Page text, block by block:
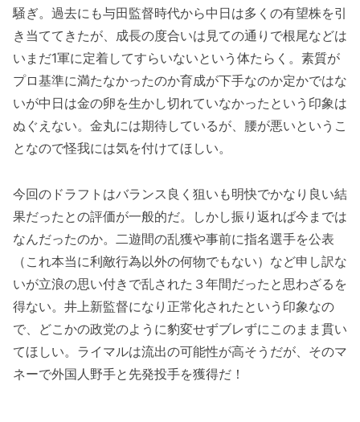
騒ぎ。過去にも与田監督時代から中日は多くの有望株を引
き当ててきたが、成長の度合いは見ての通りで根尾などは
いまだ1軍に定着してすらいないという体たらく。素質が
プロ基準に満たなかったのか育成が下手なのか定かではな
いが中日は金の卵を生かし切れていなかったという印象は
ぬぐえない。金丸には期待しているが、腰が悪いというこ
となので怪我には気を付けてほしい。
今回のドラフトはバランス良く狙いも明快でかなり良い結
果だったとの評価が一般的だ。しかし振り返れば今までは
なんだったのか。二遊間の乱獲や事前に指名選手を公表
（これ本当に利敵行為以外の何物でもない）など申し訳な
いが立浪の思い付きで乱された３年間だったと思わざるを
得ない。井上新監督になり正常化されたという印象なの
で、どこかの政党のように豹変せずブレずにこのまま貫い
てほしい。ライマルは流出の可能性が高そうだが、そのマ
ネーで外国人野手と先発投手を獲得だ！